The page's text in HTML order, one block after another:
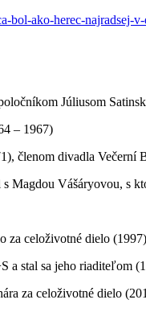
bol-ako-herec-
Júliusom
– 1967)
členom divadla
Magdou Vášáryovou, s
za celoživotné dielo (1997)
a stal sa jeho riaditeľom
za celoživotné dielo